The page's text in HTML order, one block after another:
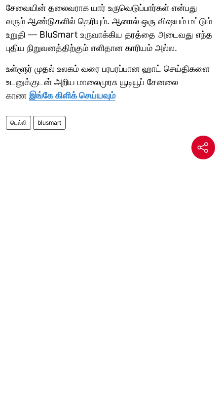
சேவையின் தலைவராக யார் உருவெடுப்பார்கள் என்பது
வரும் ஆண்டுகளில் தெரியும். ஆனால் ஒரு விஷயம் மட்டும்
உறுதி — BluSmart உருவாக்கிய தரத்தை அடைவது எந்த
புதிய நிறுவனத்திற்கும் எளிதான காரியம் அல்ல.
உள்ளூர் முதல் உலகம் வரை பரபரப்பான ஹாட் செய்திகளை
உடனுக்குடன் அறிய மாலைமுரசு யூடியூப் சேனலை
காண இங்கே கிளிக் செய்யவும்
டெல்லி blusmart